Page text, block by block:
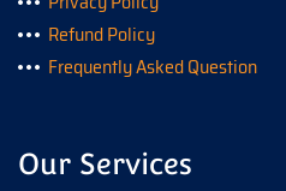
Refund Policy
Frequently Asked Question
Our Services